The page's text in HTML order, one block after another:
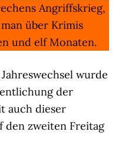
Angriffskrieg,
über Krimis
und elf Monaten.
wurde
der
auch dieser
den zweiten Freitag